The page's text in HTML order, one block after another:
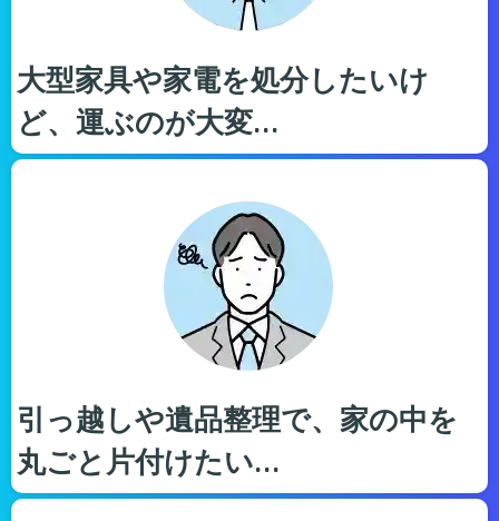
大型家具や家電を処分したいけ
ど、運ぶのが大変…
引っ越しや遺品整理で、家の中を
丸ごと片付けたい…